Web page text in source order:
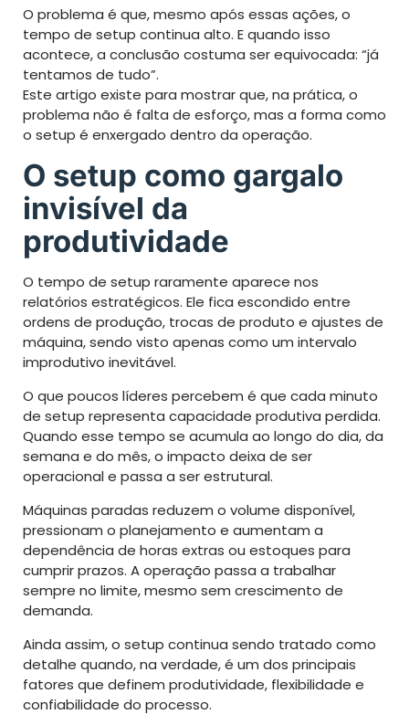
O problema é que, mesmo após essas ações, o
tempo de setup continua alto. E quando isso
acontece, a conclusão costuma ser equivocada: “já
tentamos de tudo”.
Este artigo existe para mostrar que, na prática, o
problema não é falta de esforço, mas a forma como
o setup é enxergado dentro da operação.
O setup como gargalo
invisível da
produtividade
O tempo de setup raramente aparece nos
relatórios estratégicos. Ele fica escondido entre
ordens de produção, trocas de produto e ajustes de
máquina, sendo visto apenas como um intervalo
improdutivo inevitável.
O que poucos líderes percebem é que cada minuto
de setup representa capacidade produtiva perdida.
Quando esse tempo se acumula ao longo do dia, da
semana e do mês, o impacto deixa de ser
operacional e passa a ser estrutural.
Máquinas paradas reduzem o volume disponível,
pressionam o planejamento e aumentam a
dependência de horas extras ou estoques para
cumprir prazos. A operação passa a trabalhar
sempre no limite, mesmo sem crescimento de
demanda.
Ainda assim, o setup continua sendo tratado como
detalhe quando, na verdade, é um dos principais
fatores que definem produtividade, flexibilidade e
confiabilidade do processo.